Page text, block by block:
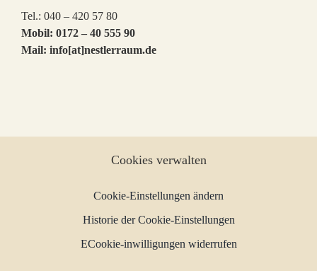
Tel.: 040 – 420 57 80
Mobil: 0172 – 40 555 90
Mail: info[at]nestlerraum.de
Cookies verwalten
Cookie-Einstellungen ändern
Historie der Cookie-Einstellungen
ECookie-inwilligungen widerrufen